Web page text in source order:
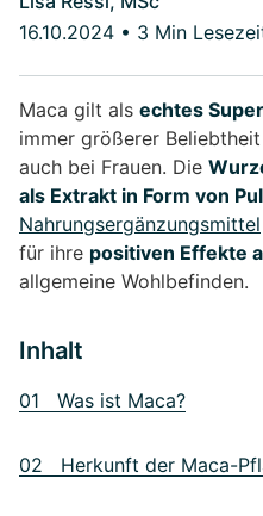
16.10.2024 • 3 Min
Maca gilt als echtes
immer größerer
auch bei Frauen. Die
als Extrakt in Form von
Nahrungsergänzungsmittel
für ihre positiven Effekte
allgemeine Wohlbefinden.
Inhalt
01 Was ist Maca?